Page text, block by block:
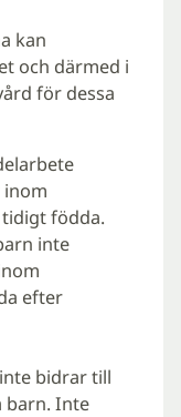
kan
och därmed i
för dessa
födda.
inte
efter
bidrar till
barn. Inte